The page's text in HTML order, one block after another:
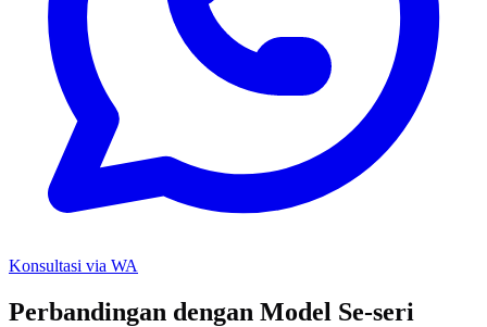
Konsultasi via WA
Perbandingan dengan Model Se-seri